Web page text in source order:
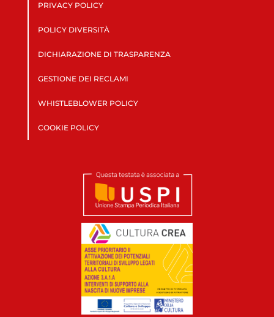
PRIVACY POLICY
POLICY DIVERSITÀ
DICHIARAZIONE DI TRASPARENZA
GESTIONE DEI RECLAMI
WHISTLEBLOWER POLICY
COOKIE POLICY